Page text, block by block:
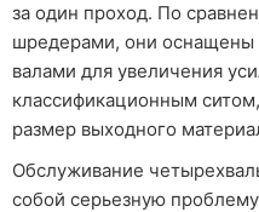
за один проход. По
шредерами, они оснащены
валами для увеличения
классификационным
размер выходного
Обслуживание
собой серьезную